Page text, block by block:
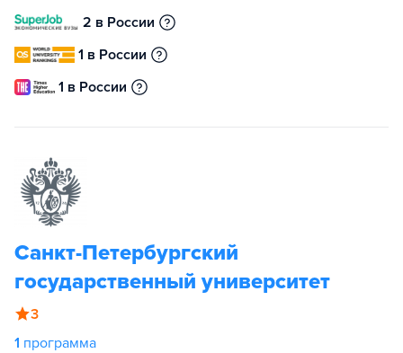
2 в России
1 в России
1 в России
Санкт-Петербургский
государственный университет
3
1 программа